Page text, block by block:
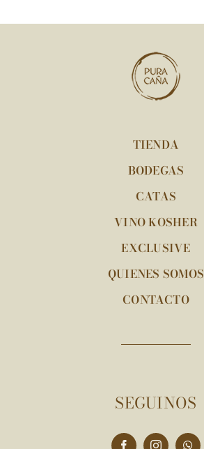
TIENDA
BODEGAS
CATAS
VINO KOSHER
EXCLUSIVE
QUIENES SOMOS
CONTACTO
SEGUINOS